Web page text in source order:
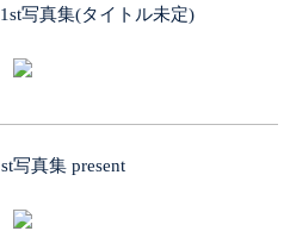
写真集(タイトル未定)
写真集 present